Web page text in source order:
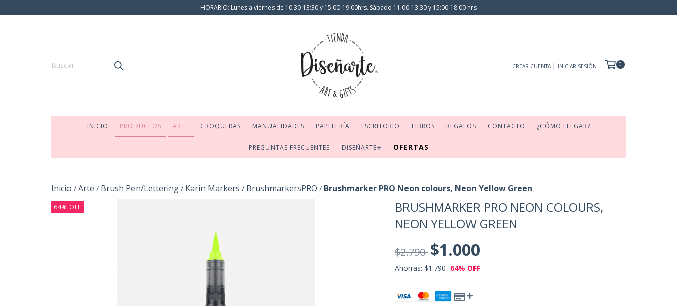
HORARIO: Lunes a viernes de 10:30-13:30 y 15:00-19:00hrs. Sábado 11:00-13:30 y 15:00-18:00 hrs
CREAR CUENTA INICIAR SESIÓN 0
INICIO PRODUCTOS ARTE CROQUERAS MANUALIDADES PAPELERÍA ESCRITORIO LIBROS REGALOS CONTACTO ¿CÓMO LLEGAR?
PREGUNTAS FRECUENTES DISEÑARTE➕ OFERTAS
Inicio / Arte / Brush Pen/Lettering / Karin Markers / BrushmarkersPRO / Brushmarker PRO Neon colours, Neon Yellow Green
64% OFF
BRUSHMARKER PRO NEON COLOURS,
NEON YELLOW GREEN
$2.790 $1.000
Ahorras: $1.790 64% OFF